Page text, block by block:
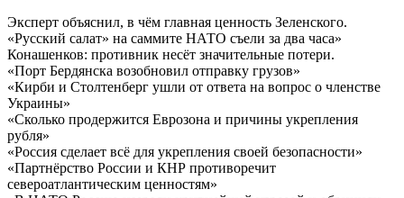
Эксперт объяснил, в чём главная ценность Зеленского.
«Русский салат» на саммите НАТО съели за два часа»
Конашенков: противник несёт значительные потери.
«Порт Бердянска возобновил отправку грузов»
«Кирби и Столтенберг ушли от ответа на вопрос о членстве
Украины»
«Сколько продержится Еврозона и причины укрепления
рубля»
«Россия сделает всё для укрепления своей безопасности»
«Партнёрство России и КНР противоречит
североатлантическим ценностям»